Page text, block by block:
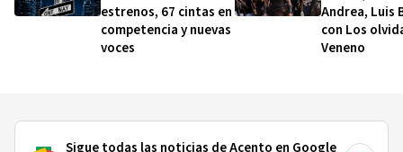
estrenos, 67 cintas en
competencia y nuevas
voces
Andrea, Luis
con Los
Veneno
Sigue todas las noticias de Acento en Google